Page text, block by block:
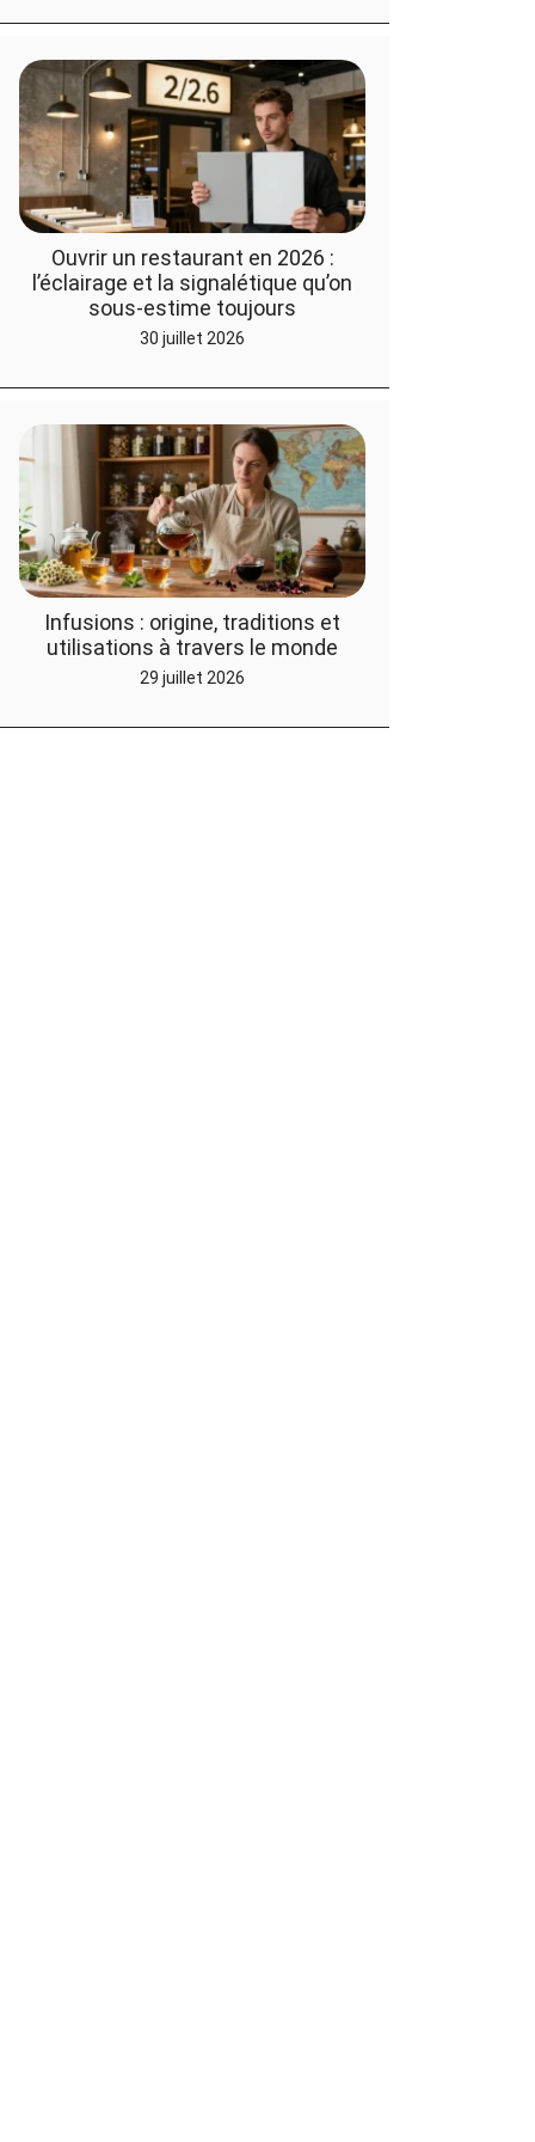
Ouvrir un restaurant en 2026 :
l’éclairage et la signalétique qu’on
sous-estime toujours
30 juillet 2026
Infusions : origine, traditions et
utilisations à travers le monde
29 juillet 2026